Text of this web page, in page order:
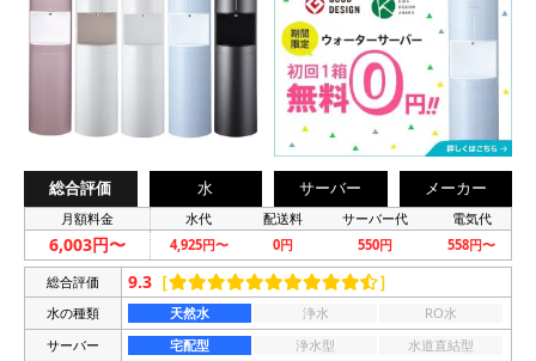
総合評価 水 サーバー メーカー
月額料金 水代 配送料 サーバー代 電気代
6,003円〜 4,925円〜 0円 550円 558円〜
総合評価 9.3 ［ ］
水の種類 天然水 浄水
RO水
サーバー
宅配型 浄水型
水道直結型